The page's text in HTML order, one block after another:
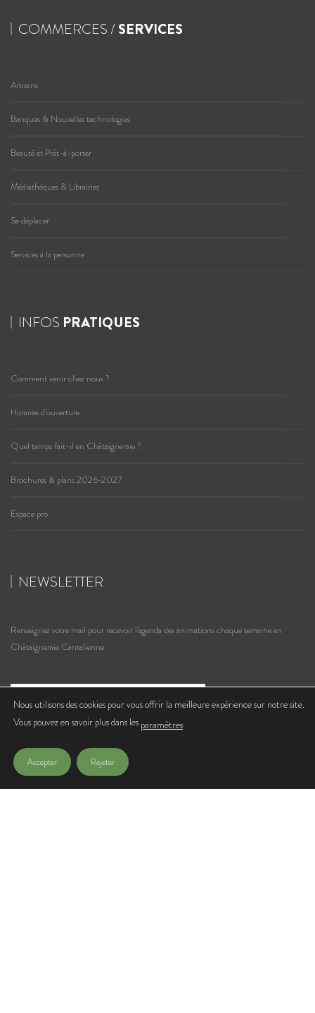
COMMERCES / SERVICES
Artisans
Banques & Nouvelles technologies
Beauté et Prêt-à-porter
Médiathèques & Librairies
Se déplacer
Services à la personne
INFOS PRATIQUES
Comment venir chez nous ?
Horaires d’ouverture
Quel temps fait-il en Châtaigneraie ?
Brochures & plans 2026-2027
Espace pro
NEWSLETTER
Renseignez votre mail pour recevoir l'agenda des animations chaque semaine en
Châtaigneraie Cantalienne
J'accepte de recevoir les lettres d'infos de l'Office de Tourisme
Nous utilisons des cookies pour vous offrir la meilleure expérience sur notre site.
Vous pouvez en savoir plus dans les paramètres.
Accepter Rejeter